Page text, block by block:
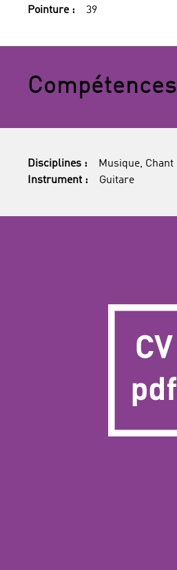
Pointure :
39
Compétences
Disciplines :
Musique, Chant
Instrument :
Guitare